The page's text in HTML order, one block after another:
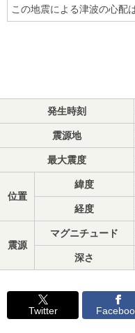
この地震による津波の心配
発生時刻
震源地
最大震度
位置
緯度
経度
震源
マグニチュード
深さ
Twitter